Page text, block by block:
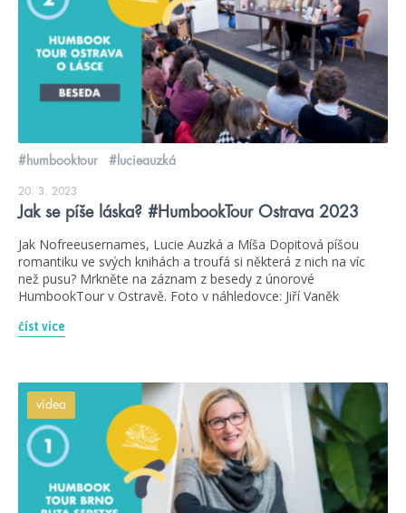
#humbooktour #lucieauzká
20. 3. 2023
Jak se píše láska? #HumbookTour Ostrava 2023
Jak Nofreeusernames, Lucie Auzká a Míša Dopitová píšou
romantiku ve svých knihách a troufá si některá z nich na víc
než pusu? Mrkněte na záznam z besedy z únorové
HumbookTour v Ostravě. Foto v náhledovce: Jiří Vaněk
číst více
videa